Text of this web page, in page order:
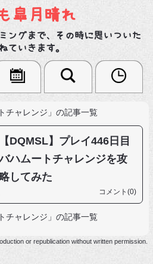
皐月晴れ
ングまで、その時に思いついた
ていきます。
チャレンジ」の記事一覧
【DQMSL】プレイ446日目
ハムートチャレンジを攻
略してみた
コメント(0)
チャレンジ」の記事一覧
or republication without written permission.